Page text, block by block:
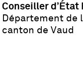
Conseiller d’État
Département de
canton de Vaud